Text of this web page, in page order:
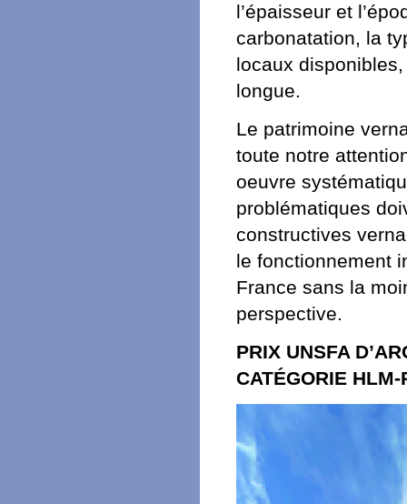
l’épaisseur et
carbonatation, la
locaux
longue.
Le patrimoine
toute notre
oeuvre
problématiques
constructives
le fonctionnement
France sans la
perspective.
PRIX UNSFA
CATÉGORIE